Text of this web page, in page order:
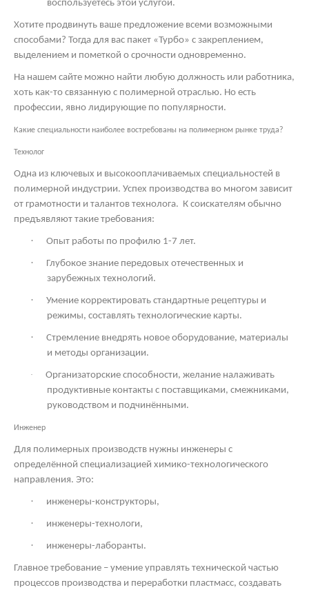
воспользуетесь этой услугой.
Хотите продвинуть ваше предложение всеми возможными
способами? Тогда для вас пакет «Турбо» с закреплением,
выделением и пометкой о срочности одновременно.
На нашем сайте можно найти любую должность или работника,
хоть как-то связанную с полимерной отраслью. Но есть
профессии, явно лидирующие по популярности.
Какие специальности наиболее востребованы на полимерном рынке труда?
Технолог
Одна из ключевых и высокооплачиваемых специальностей в
полимерной индустрии. Успех производства во многом зависит
от грамотности и талантов технолога. К соискателям обычно
предъявляют такие требования:
· Опыт работы по профилю 1-7 лет.
·
Глубокое знание передовых отечественных и
зарубежных технологий.
·
Умение корректировать стандартные рецептуры и
режимы, составлять технологические карты.
·
Стремление внедрять новое оборудование, материалы
и методы организации.
·
Организаторские способности, желание налаживать
продуктивные контакты с поставщиками, смежниками,
руководством и подчинёнными.
Инженер
Для полимерных производств нужны инженеры с
определённой специализацией химико-технологического
направления. Это:
· инженеры-конструкторы,
· инженеры-технологи,
· инженеры-лаборанты.
Главное требование – умение управлять технической частью
процессов производства и переработки пластмасс, создавать